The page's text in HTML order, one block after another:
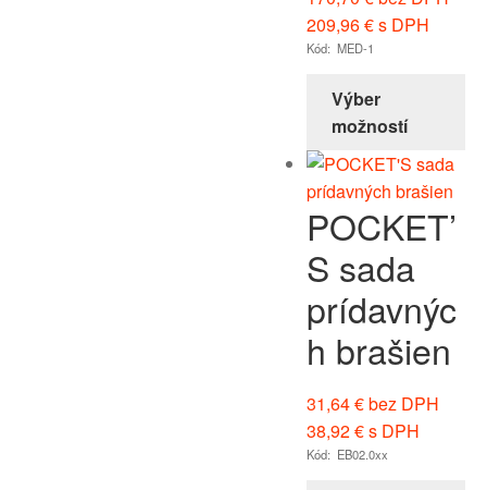
209,96€s DPH
Kód: MED-1
Výber
možností
POCKET’
S sada
prídavnýc
h brašien
31,64€bez DPH
38,92€s DPH
Kód: EB02.0xx